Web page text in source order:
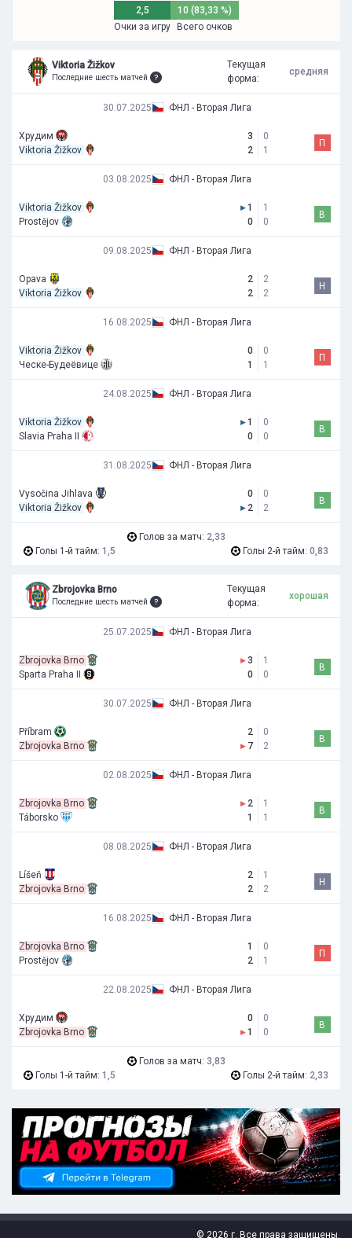
2,5
Очки за игру
10 (83,33 %)
Всего очков
Viktoria Žižkov
Последние шесть матчей
Текущая
форма:
средняя
30.07.2025 ФНЛ - Вторая Лига
Хрудим
Viktoria Žižkov
3
2
0
1
П
03.08.2025 ФНЛ - Вторая Лига
Viktoria Žižkov
Prostějov
▸1
0
1
0
В
09.08.2025 ФНЛ - Вторая Лига
Opava
Viktoria Žižkov
2
2
2
2
Н
16.08.2025 ФНЛ - Вторая Лига
Viktoria Žižkov
Ческе-Будеёвице
0
1
0
1
П
24.08.2025 ФНЛ - Вторая Лига
Viktoria Žižkov
Slavia Praha II
▸1
0
0
0
В
31.08.2025 ФНЛ - Вторая Лига
Vysočina Jihlava
Viktoria Žižkov
0
▸ 2
0
2
В
Голов за матч: 2,33
Голы 1-й тайм: 1,5 Голы 2-й тайм: 0,83
Zbrojovka Brno
Последние шесть матчей
Текущая
форма:
хорошая
25.07.2025 ФНЛ - Вторая Лига
Zbrojovka Brno
Sparta Praha II
▸3
0
1
0
В
30.07.2025 ФНЛ - Вторая Лига
Příbram
Zbrojovka Brno
2
▸ 7
0
2
В
02.08.2025 ФНЛ - Вторая Лига
Zbrojovka Brno
Táborsko
▸ 2
1
1
1
В
08.08.2025 ФНЛ - Вторая Лига
Líšeň
Zbrojovka Brno
2
2
1
2
Н
16.08.2025 ФНЛ - Вторая Лига
Zbrojovka Brno
Prostějov
1
2
0
1
П
22.08.2025 ФНЛ - Вторая Лига
Хрудим
Zbrojovka Brno
0
▸1
0
0
В
Голов за матч: 3,83
Голы 1-й тайм: 1,5 Голы 2-й тайм: 2,33
© 2026 г. Все права защищены.